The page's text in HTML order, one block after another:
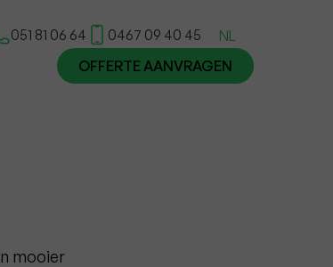
051 81 06 64 0467 09 40 45
NL
OFFERTE AANVRAGEN
mooier